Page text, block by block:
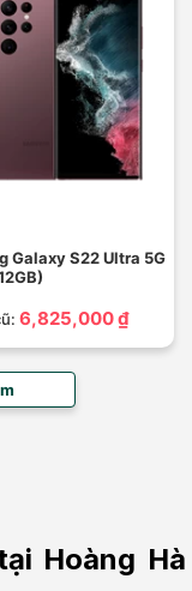
Galaxy S22 Ultra 5G
6,825,000 ₫
Hoàng Hà